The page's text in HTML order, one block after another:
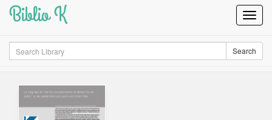
Biblio K
Search Search